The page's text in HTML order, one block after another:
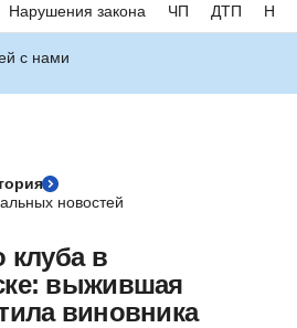
Нарушения закона ЧП ДТП
с нами
новостей
клуба в
выжившая
виновника